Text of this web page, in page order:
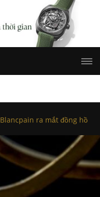
Blancpain ra mắt đồng hồ